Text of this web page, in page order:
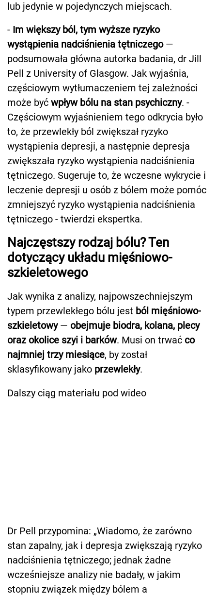
lub jedynie w pojedynczych miejscach.
- Im większy ból, tym wyższe ryzyko
wystąpienia nadciśnienia tętniczego—
podsumowała główna autorka badania, dr Jill
Pell z University of Glasgow. Jak wyjaśnia,
częściowym wytłumaczeniem tej zależności
może być wpływ bólu na stan psychiczny. -
Częściowym wyjaśnieniem tego odkrycia było
to, że przewlekły ból zwiększał ryzyko
wystąpienia depresji, a następnie depresja
zwiększała ryzyko wystąpienia nadciśnienia
tętniczego. Sugeruje to, że wczesne wykrycie i
leczenie depresji u osób z bólem może pomóc
zmniejszyć ryzyko wystąpienia nadciśnienia
tętniczego - twierdzi ekspertka.
Najczęstszy rodzaj bólu? Ten
dotyczący układu mięśniowo-
szkieletowego
Jak wynika z analizy, najpowszechniejszym
typem przewlekłego bólu jest ból mięśniowo-
szkieletowy— obejmuje biodra, kolana, plecy
oraz okolice szyi i barków. Musi on trwać co
najmniej trzy miesiące, by został
sklasyfikowany jako przewlekły.
Dalszy ciąg materiału pod wideo
Dr Pell przypomina: „Wiadomo, że zarówno
stan zapalny, jak i depresja zwiększają ryzyko
nadciśnienia tętniczego; jednak żadne
wcześniejsze analizy nie badały, w jakim
stopniu związek między bólem a